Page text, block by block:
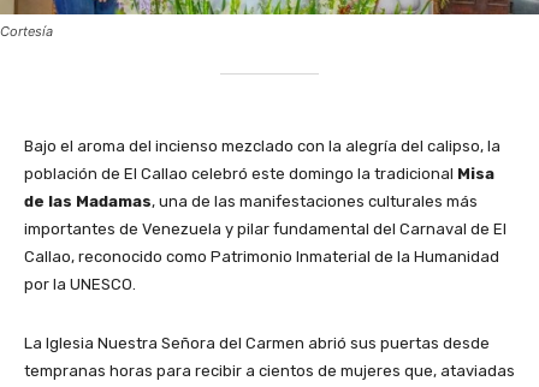
Cortesía
Bajo el aroma del incienso mezclado con la alegría del calipso, la
población de El Callao celebró este domingo la tradicional Misa
de las Madamas, una de las manifestaciones culturales más
importantes de Venezuela y pilar fundamental del Carnaval de El
Callao, reconocido como Patrimonio Inmaterial de la Humanidad
por la UNESCO.
​La Iglesia Nuestra Señora del Carmen abrió sus puertas desde
tempranas horas para recibir a cientos de mujeres que, ataviadas